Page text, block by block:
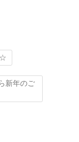
☆
新年のご